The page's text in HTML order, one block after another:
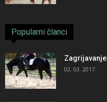
Popularni članci
Zagrijavanje
02. 03. 2017.